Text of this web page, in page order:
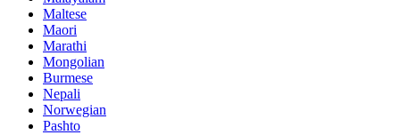
Maltese
Maori
Marathi
Mongolian
Burmese
Nepali
Norwegian
Pashto